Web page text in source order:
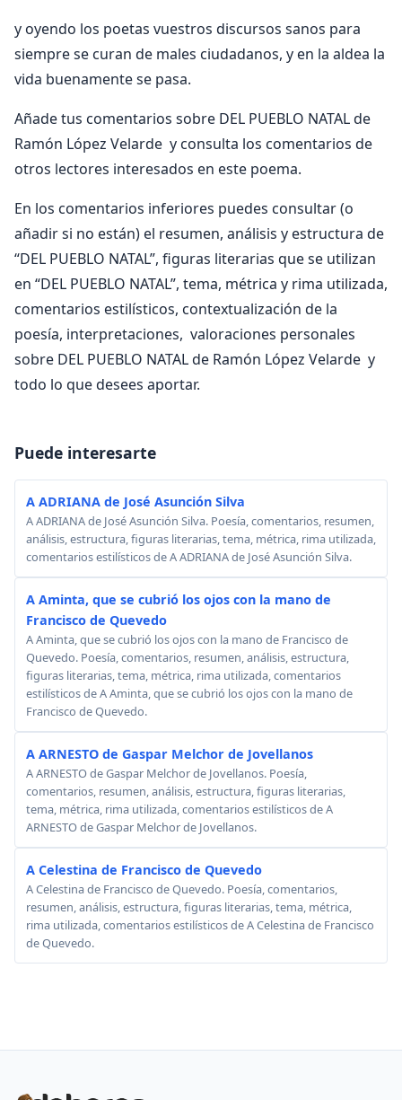
y oyendo los poetas vuestros discursos sanos para
siempre se curan de males ciudadanos, y en la aldea la
vida buenamente se pasa.
Añade tus comentarios sobre DEL PUEBLO NATAL de
Ramón López Velarde y consulta los comentarios de
otros lectores interesados en este poema.
En los comentarios inferiores puedes consultar (o
añadir si no están) el resumen, análisis y estructura de
“DEL PUEBLO NATAL”, figuras literarias que se utilizan
en “DEL PUEBLO NATAL”, tema, métrica y rima utilizada,
comentarios estilísticos, contextualización de la
poesía, interpretaciones, valoraciones personales
sobre DEL PUEBLO NATAL de Ramón López Velarde y
todo lo que desees aportar.
Puede interesarte
A ADRIANA de José Asunción Silva
A ADRIANA de José Asunción Silva. Poesía, comentarios, resumen,
análisis, estructura, figuras literarias, tema, métrica, rima utilizada,
comentarios estilísticos de A ADRIANA de José Asunción Silva.
A Aminta, que se cubrió los ojos con la mano de
Francisco de Quevedo
A Aminta, que se cubrió los ojos con la mano de Francisco de
Quevedo. Poesía, comentarios, resumen, análisis, estructura,
figuras literarias, tema, métrica, rima utilizada, comentarios
estilísticos de A Aminta, que se cubrió los ojos con la mano de
Francisco de Quevedo.
A ARNESTO de Gaspar Melchor de Jovellanos
A ARNESTO de Gaspar Melchor de Jovellanos. Poesía,
comentarios, resumen, análisis, estructura, figuras literarias,
tema, métrica, rima utilizada, comentarios estilísticos de A
ARNESTO de Gaspar Melchor de Jovellanos.
A Celestina de Francisco de Quevedo
A Celestina de Francisco de Quevedo. Poesía, comentarios,
resumen, análisis, estructura, figuras literarias, tema, métrica,
rima utilizada, comentarios estilísticos de A Celestina de Francisco
de Quevedo.